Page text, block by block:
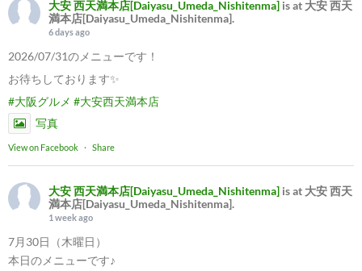
大安 西天満本店[Daiyasu_Umeda_Nishitenma] is at 大安 西天
満本店[Daiyasu_Umeda_Nishitenma].
6 days ago
2026/07/31のメニューです！
お待ちしております✨
#大阪グルメ #大安西天満本店
写真
View on Facebook · Share
大安 西天満本店[Daiyasu_Umeda_Nishitenma] is at 大安 西天
満本店[Daiyasu_Umeda_Nishitenma].
1 week ago
7月30日（木曜日）
本日のメニューです♪